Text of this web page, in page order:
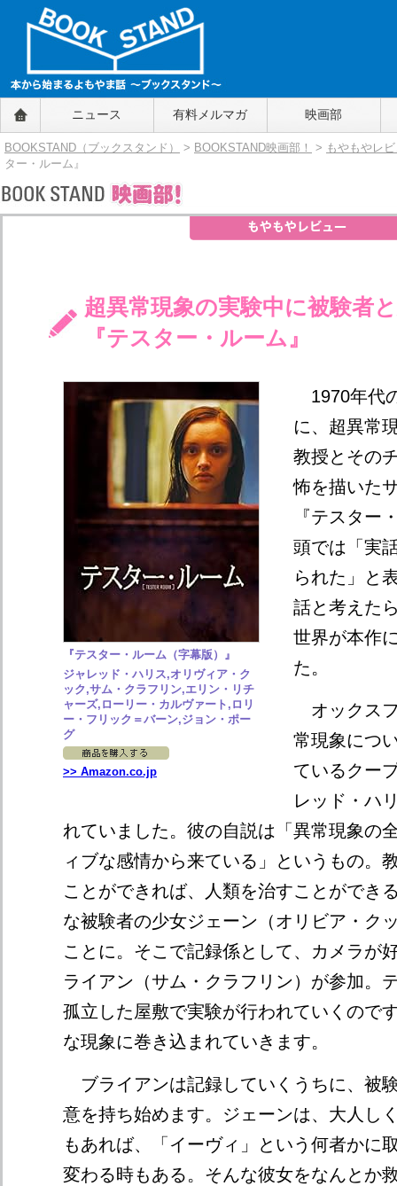
BOOKSTAND（ブックスタンド）
～本から始まるよもやま話～
BOOKSTAND（ブ
ックスタンド）
ニュース 有料メルマガ 映画部
BOOKSTAND（ブックスタンド） > BOOKSTAND映画部！ > もやもやレ
ター・ルーム』
超異常現象の実験中に被験者
『テスター・ルーム』
『テスター・ルーム（字幕版）』
ジャレッド・ハリス,オリヴィア・ク
ック,サム・クラフリン,エリン・リチ
ャーズ,ローリー・カルヴァート,ロリ
ー・フリック＝バーン,ジョン・ポー
グ
>> Amazon.co.jp
1970年代
に、超異常
教授とその
怖を描いた
『テスター
頭では「実
られた」と
話と考えた
世界が本作
た。
オックス
常現象につ
ているクー
レッド・ハ
れていました。彼の自説は「異常現象の
ィブな感情から来ている」というもの。
ことができれば、人類を治すことができ
な被験者の少女ジェーン（オリビア・ク
ことに。そこで記録係として、カメラが
ライアン（サム・クラフリン）が参加。
孤立した屋敷で実験が行われていくので
な現象に巻き込まれていきます。
ブライアンは記録していくうちに、被
意を持ち始めます。ジェーンは、大人し
もあれば、「イーヴィ」という何者かに
変わる時もある。そんな彼女をなんとか